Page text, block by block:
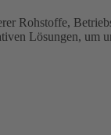
Rohstoffe,
Lösungen, um